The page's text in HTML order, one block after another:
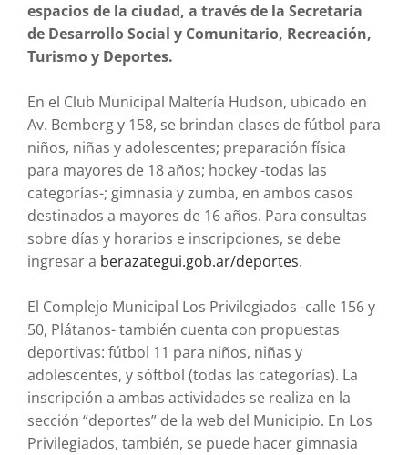
espacios de la ciudad, a través de la Secretaría
de Desarrollo Social y Comunitario, Recreación,
Turismo y Deportes.
En el Club Municipal Maltería Hudson, ubicado en
Av. Bemberg y 158, se brindan clases de fútbol para
niños, niñas y adolescentes; preparación física
para mayores de 18 años; hockey -todas las
categorías-; gimnasia y zumba, en ambos casos
destinados a mayores de 16 años. Para consultas
sobre días y horarios e inscripciones, se debe
ingresar a berazategui.gob.ar/deportes.
El Complejo Municipal Los Privilegiados -calle 156 y
50, Plátanos- también cuenta con propuestas
deportivas: fútbol 11 para niños, niñas y
adolescentes, y sóftbol (todas las categorías). La
inscripción a ambas actividades se realiza en la
sección “deportes” de la web del Municipio. En Los
Privilegiados, también, se puede hacer gimnasia